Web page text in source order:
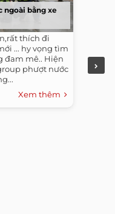
ngoài bằng xe
thích đi
... hy vọng tìm
đam mê.. Hiện
phượt nước
Xem thêm